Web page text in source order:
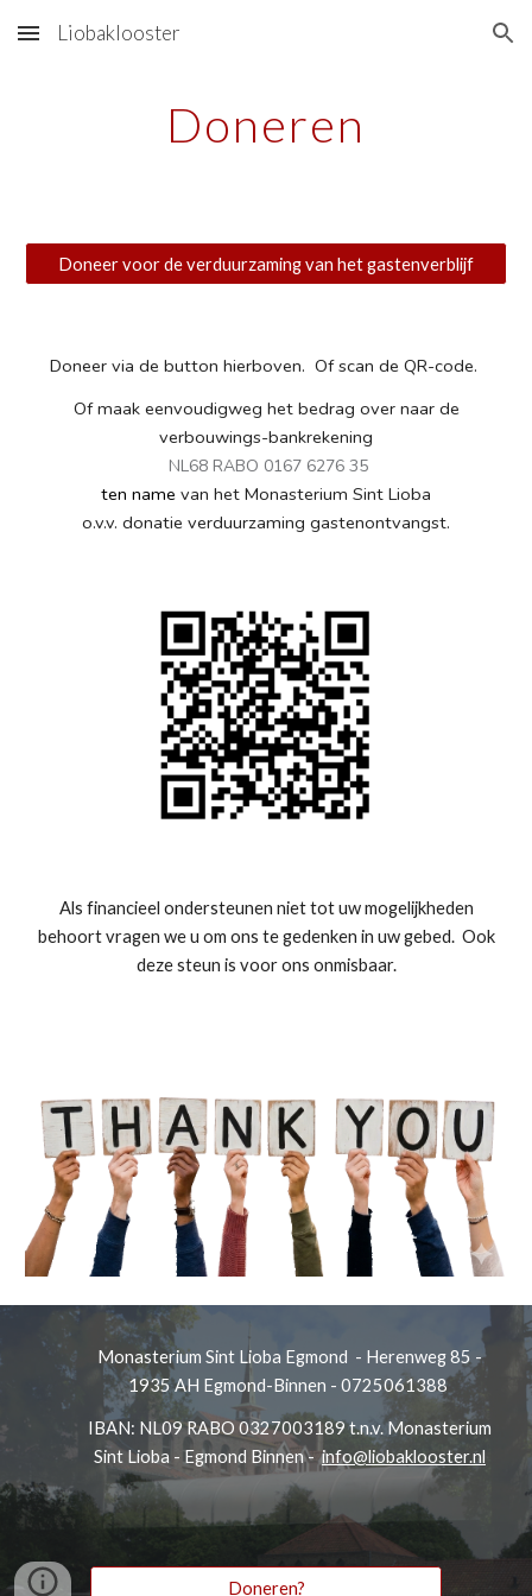
Skip to main content Skip to navigation
Liobaklooster
Doneren
Doneer voor de verduurzaming van het gastenverblijf
Doneer via de button hierboven. Of scan de QR-code.
Of maak eenvoudigweg het bedrag over naar de
verbouwings-bankrekening
NL68 RABO 0167 6276 35
ten name van het Monasterium Sint Lioba
o.v.v. donatie verduurzaming gastenontvangst.
Als financieel ondersteunen niet tot uw mogelijkheden
behoort vragen we u om ons te gedenken in uw gebed. Ook
deze steun is voor ons onmisbaar.
Monasterium Sint Lioba Egmond - Herenweg 85 -
1935 AH Egmond-Binnen - 0725061388
IBAN: NL09 RABO 0327003189 t.n.v. Monasterium
Sint Lioba - Egmond Binnen -info@liobaklooster.nl
Doneren?